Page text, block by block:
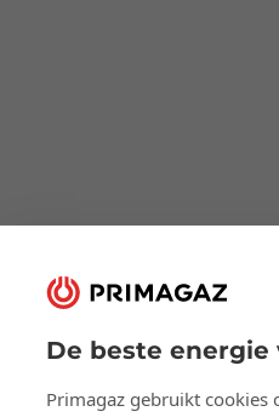
De beste
Primagaz gebruikt